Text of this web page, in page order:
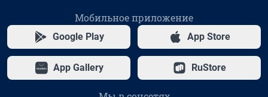
Мобильное приложение
Google Play App Store
App Gallery RuStore